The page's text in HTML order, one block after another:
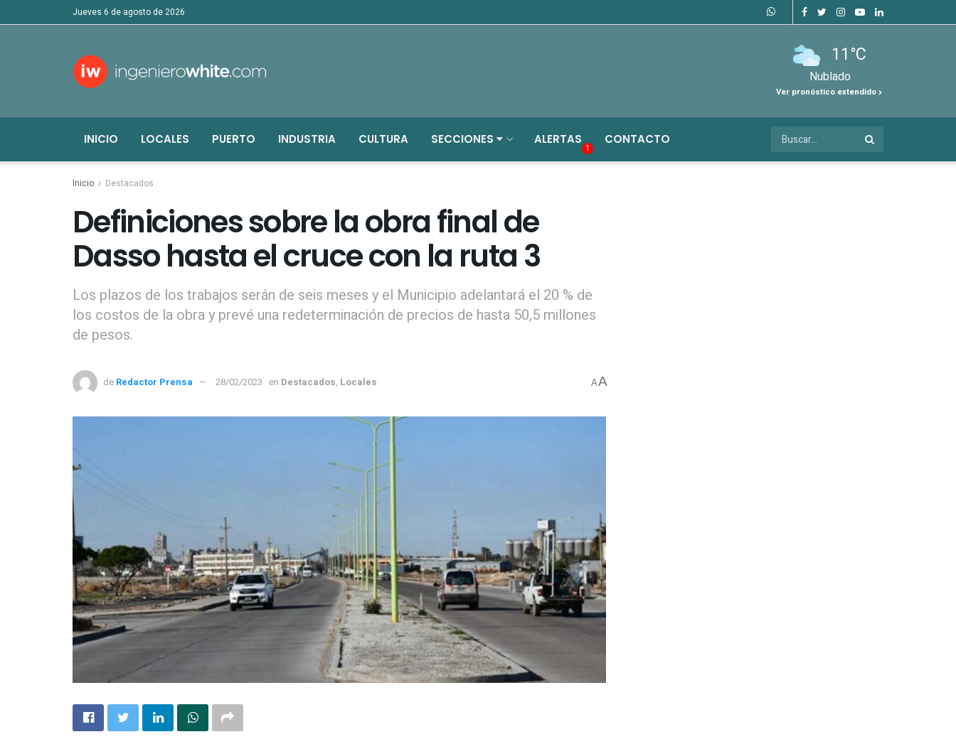
jueves 6 de agosto de 2026
11°C
Nublado
Ver pronóstico extendido
INICIO LOCALES PUERTO INDUSTRIA CULTURA SECCIONES ALERTAS
1
CONTACTO
Inicio Destacados
Definiciones sobre la obra final de
Dasso hasta el cruce con la ruta 3
Los plazos de los trabajos serán de seis meses y el Municipio adelantará el 20 % de
los costos de la obra y prevé una redeterminación de precios de hasta 50,5 millones
de pesos.
de Redactor Prensa 28/02/2023 en Destacados, Locales AA